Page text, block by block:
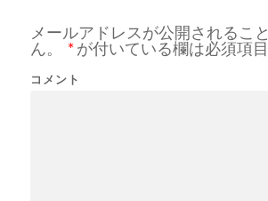
メールアドレスが公開されるこ
ん。
*が付いている欄は必須項
コメント